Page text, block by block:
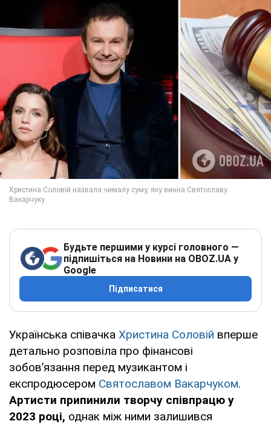
Будьте першими у курсі головного —
підпишіться на Новини на OBOZ.UA у
Google
Підписатися
Українська співачка Христина Соловій вперше
детально розповіла про фінансові
зобов’язання перед музикантом і
експродюсером Святославом Вакарчуком.
Артисти припинили творчу співпрацю у
2023 році, однак між ними залишився